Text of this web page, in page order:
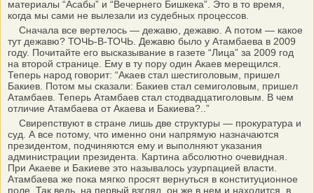
материалы “Асабы” и “Вечернего Бишкека”. Это в то время,
когда мы сами не вылезали из судебных процессов.
Сначала все вертелось — дежавю, дежавю. А потом — какое
тут дежавю? ТОЧЬ-В-ТОЧЬ. Дежавю было у Атамбаева в 2009
году. Почитайте его высказывание в газете “Лица” за 2009 год
на второй странице. Ему в ту пору один Акаев мерещился.
Теперь народ говорит: “Акаев стал шестиголовым, пришел
Бакиев. Потом мы сказали: Бакиев стал семиголовым, пришел
Атамбаев. Теперь Атамбаев стал стодвадцатиголовым. В чем
отличие Атамбаева от Акаева и Бакиева?..”
Свирепствуют в стране лишь две структуры — прокуратура и
суд. А все потому, что именно они напрямую назначаются
президентом, подчиняются ему и выполняют указания
администрации президента. Картина абсолютно очевидная.
При Акаеве и Бакиеве это называлось узурпацией власти.
Атамбаева же пока мягко просят вернуться в конституционное
поле. Так ведь, на первый взгляд, он же в нем и находится, в